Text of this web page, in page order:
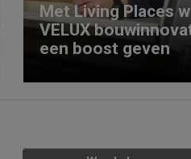
Met Living Places
VELUX
een boost geven